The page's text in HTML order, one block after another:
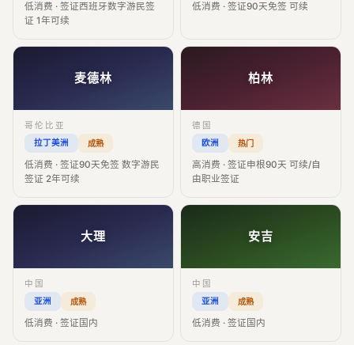
低消费 · 签证西班牙数字游民签
证 1年可续
低消费 · 签证90天免签 可续
麦德林
哥伦比亚
拉丁美洲
成熟
低消费 · 签证90天免签 数字游民
签证 2年可续
柏林
德国
欧洲
热门
高消费 · 签证申根90天 可续/自
由职业签证
大理
中国
亚洲
成熟
低消费 · 签证国内
安吉
中国
亚洲
成熟
低消费 · 签证国内